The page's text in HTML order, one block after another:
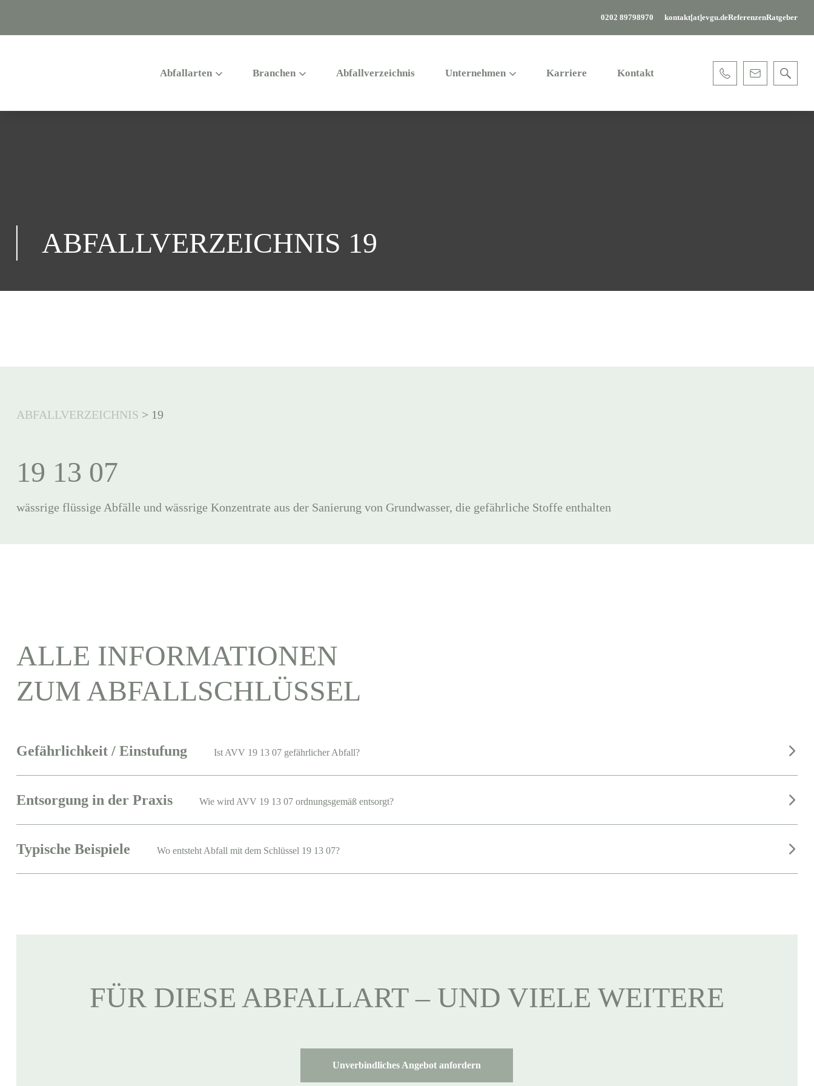
0202 89798970 kontakt[at]evgu.deReferenzenRatgeber
Abfallarten Branchen Abfallverzeichnis Unternehmen Karriere Kontakt
ABFALLVERZEICHNIS 19
ABFALLVERZEICHNIS > 19
19 13 07
wässrige flüssige Abfälle und wässrige Konzentrate aus der Sanierung von Grundwasser, die gefährliche Stoffe enthalten
ALLE INFORMATIONEN
ZUM ABFALLSCHLÜSSEL
Gefährlichkeit / Einstufung Ist AVV 19 13 07 gefährlicher Abfall?
Entsorgung in der Praxis Wie wird AVV 19 13 07 ordnungsgemäß entsorgt?
Typische Beispiele Wo entsteht Abfall mit dem Schlüssel 19 13 07?
FÜR DIESE ABFALLART – UND VIELE WEITERE
Unverbindliches Angebot anfordern